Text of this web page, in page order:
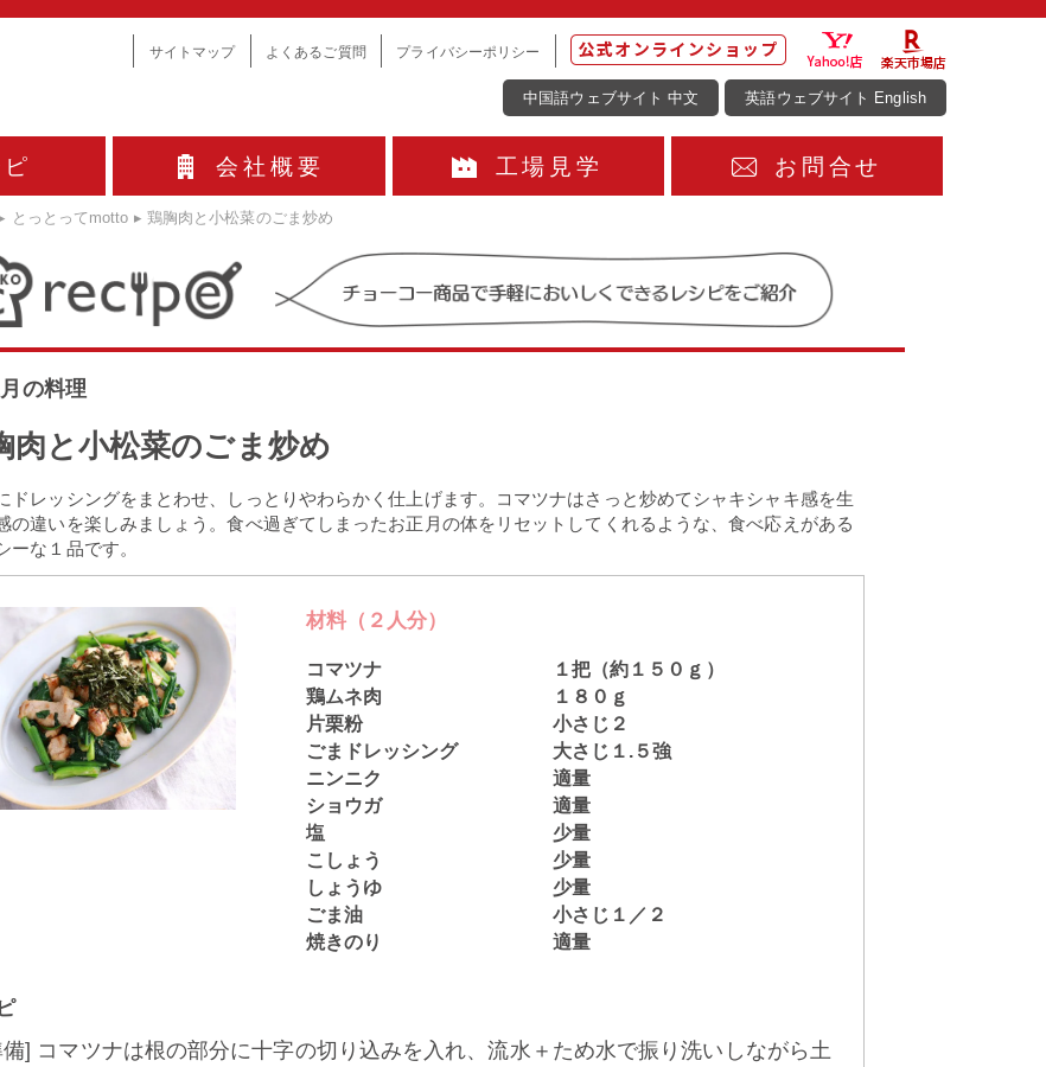
サイトマップ よくあるご質問 プライバシーポリシー
中国語ウェブサイト 中文 英語ウェブサイト English
会社概要 工場見学 お問合せ
とっとってmotto ▸ 鶏胸肉と小松菜のごま炒め
の料理
肉と小松菜のごま炒め
ドレッシングをまとわせ、しっとりやわらかく仕上げます。コマツナはさっと炒めてシャキシャキ感を生
の違いを楽しみましょう。食べ過ぎてしまったお正月の体をリセットしてくれるような、食べ応えがある
ーな１品です。
材料（２人分）
コマツナ
１把（約１５０ｇ）
鶏ムネ肉
１８０ｇ
片栗粉
小さじ２
ごまドレッシング
大さじ１.５強
ニンニク
適量
ショウガ
適量
塩
少量
こしょう
少量
しょうゆ
少量
ごま油
小さじ１／２
焼きのり
適量
備] コマツナは根の部分に十字の切り込みを入れ、流水＋ため水で振り洗いしながら土